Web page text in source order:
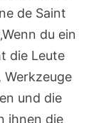
de Saint
du ein
die Leute
Werkzeuge
und die
ihnen die